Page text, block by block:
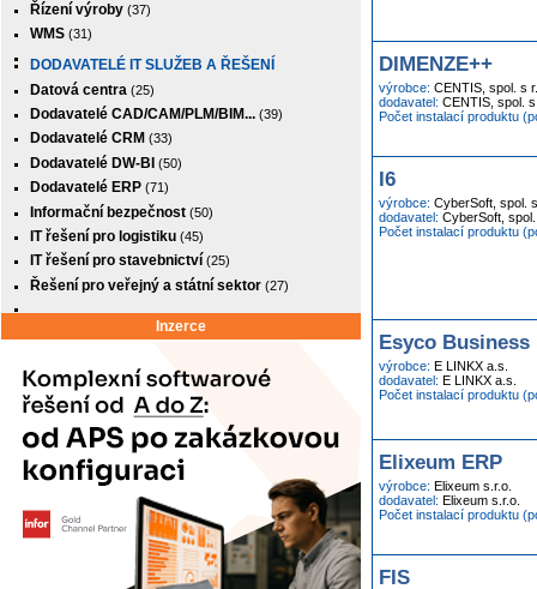
Řízení výroby (37)
WMS (31)
DODAVATELÉ IT SLUŽEB A ŘEŠENÍ
Datová centra (25)
Dodavatelé CAD/CAM/PLM/BIM... (39)
Dodavatelé CRM (33)
Dodavatelé DW-BI (50)
Dodavatelé ERP (71)
Informační bezpečnost (50)
IT řešení pro logistiku (45)
IT řešení pro stavebnictví (25)
Řešení pro veřejný a státní sektor (27)
Inzerce
DIMENZE++
výrobce: CENTIS, spol. s
dodavatel: CENTIS, spol.
Počet instalací produktu
I6
výrobce: CyberSoft, spol.
dodavatel: CyberSoft,
Počet instalací produktu
Esyco Business
výrobce: E LINKX a.s.
dodavatel: E LINKX a.s.
Počet instalací produktu
Elixeum ERP
výrobce: Elixeum s.r.o.
dodavatel: Elixeum s.r.o.
Počet instalací produktu
FIS